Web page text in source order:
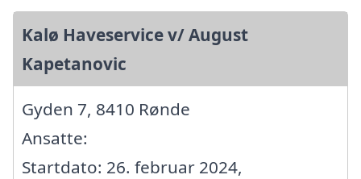
Kalø Haveservice v/ August
Kapetanovic
Gyden 7, 8410 Rønde
Ansatte:
Startdato: 26. februar 2024,